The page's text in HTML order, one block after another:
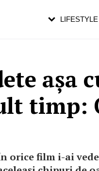
așa
timp:
orice film i-ai
LIFESTYLE
ce înaintezi în vârstă